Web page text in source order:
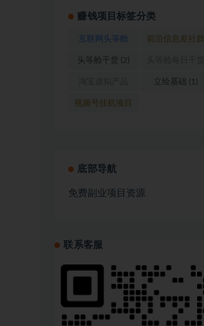
赚钱项目标签分类
互联网头等舱
(1)
前沿信息差社群
头等舱干货 (2)
(1)
(1)
立绘基础 (1)
视频号挂机项目
底部导航
免费副业项目资源
联系客服